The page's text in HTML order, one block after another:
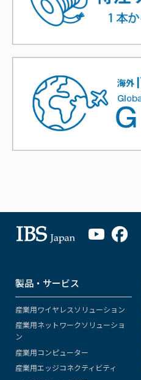
製品・サービス
産業用ワイヤレスソリューション
産業用ネットワークソリューショ
ン
産業用コンピューター
産業用エッジコネクティビティ